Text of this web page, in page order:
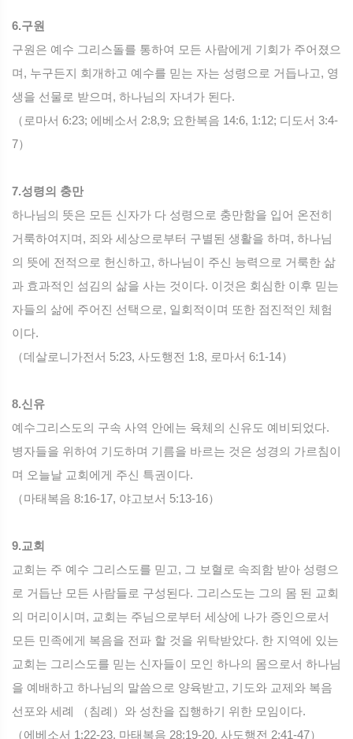
6.구원
구원은 예수 그리스돌를 통하여 모든 사람에게 기회가 주어졌으
며, 누구든지 회개하고 예수를 믿는 자는 성령으로 거듭나고, 영
생을 선물로 받으며, 하나님의 자녀가 된다.
（로마서 6:23; 에베소서 2:8,9; 요한복음 14:6, 1:12; 디도서 3:4-
7）
7.성령의 충만
하나님의 뜻은 모든 신자가 다 성령으로 충만함을 입어 온전히
거룩하여지며, 죄와 세상으로부터 구별된 생활을 하며, 하나님
의 뜻에 전적으로 헌신하고, 하나님이 주신 능력으로 거룩한 삶
과 효과적인 섬김의 삶을 사는 것이다. 이것은 회심한 이후 믿는
자들의 삶에 주어진 선택으로, 일회적이며 또한 점진적인 체험
이다.
（데살로니가전서 5:23, 사도행전 1:8, 로마서 6:1-14）
8.신유
예수그리스도의 구속 사역 안에는 육체의 신유도 예비되었다.
병자들을 위하여 기도하며 기름을 바르는 것은 성경의 가르침이
며 오늘날 교회에게 주신 특권이다.
（마태복음 8:16-17, 야고보서 5:13-16）
9.교회
교회는 주 예수 그리스도를 믿고, 그 보혈로 속죄함 받아 성령으
로 거듭난 모든 사람들로 구성된다. 그리스도는 그의 몸 된 교회
의 머리이시며, 교회는 주님으로부터 세상에 나가 증인으로서
모든 민족에게 복음을 전파 할 것을 위탁받았다. 한 지역에 있는
교회는 그리스도를 믿는 신자들이 모인 하나의 몸으로서 하나님
을 예배하고 하나님의 말씀으로 양육받고, 기도와 교제와 복음
선포와 세례 （침례）와 성찬을 집행하기 위한 모임이다.
（에베소서 1:22-23, 마태복음 28:19-20, 사도행전 2:41-47）